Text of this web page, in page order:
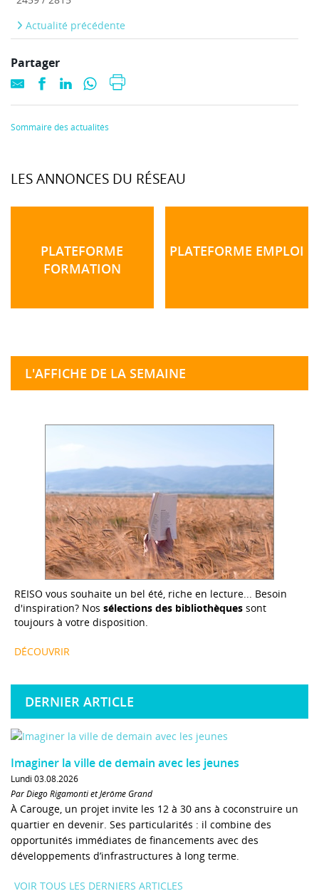
Actualité précédente
Partager
Sommaire des actualités
LES ANNONCES DU RÉSEAU
PLATEFORME
FORMATION
PLATEFORME EMPLOI
L'AFFICHE DE LA SEMAINE
REISO vous souhaite un bel été, riche en lecture... Besoin
d'inspiration? Nos sélections des bibliothèques sont
toujours à votre disposition.
DÉCOUVRIR
DERNIER ARTICLE
Imaginer la ville de demain avec les jeunes
Lundi 03.08.2026
Par Diego Rigamonti et Jérôme Grand
À Carouge, un projet invite les 12 à 30 ans à coconstruire un
quartier en devenir. Ses particularités : il combine des
opportunités immédiates de financements avec des
développements d’infrastructures à long terme.
VOIR TOUS LES DERNIERS ARTICLES